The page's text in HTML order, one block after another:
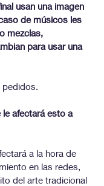
usan una imagen
de músicos les
mezclas,
para usar una
pedidos.
afectará esto a
a la hora de
en las redes,
del arte tradicional